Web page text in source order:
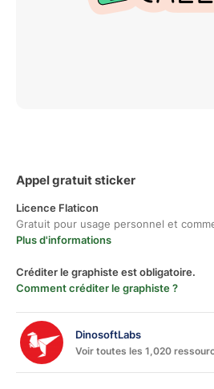
Appel gratuit sticker
Licence Flaticon
Gratuit pour usage personnel et
Plus d'informations
Créditer le graphiste est obligatoire.
Comment créditer le graphiste ?
DinosoftLabs
Voir toutes les 1,020